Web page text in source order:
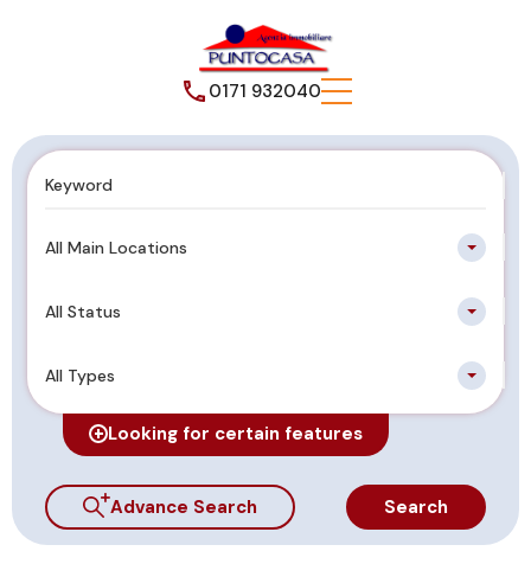
0171 932040
All Main Locations
All Status
All Types
Looking for certain features
Advance Search Search